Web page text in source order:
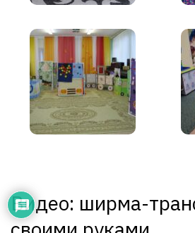
Видео: ширма-